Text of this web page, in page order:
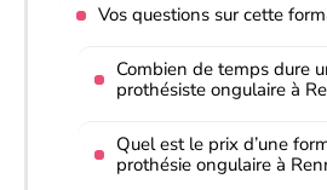
Vos questions sur cette
Combien de temps dure
prothésiste ongulaire à
Quel est le prix d’une
prothésie ongulaire à